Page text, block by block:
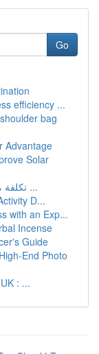
Go
efficiency ...
bag
Advantage
Solar
تكلفة ميني باص من مرسيدس مرشد كامل و ...
D...
with an Exp...
Incense
Guide
End Photo
: ...